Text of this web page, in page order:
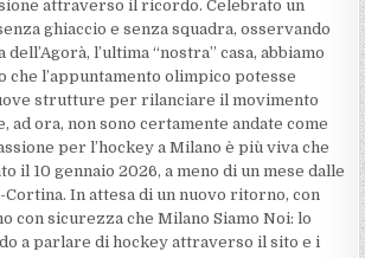
attraverso il ricordo. Celebrato un
ghiaccio e senza squadra, osservando
l’ultima “nostra” casa, abbiamo
che l’appuntamento olimpico potesse
strutture per rilanciare il movimento
ad ora, non sono certamente andate come
per l’hockey a Milano è più viva che
il 10 gennaio 2026, a meno di un mese dalle
In attesa di un nuovo ritorno, con
con sicurezza che Milano Siamo Noi: lo
a parlare di hockey attraverso il sito e i